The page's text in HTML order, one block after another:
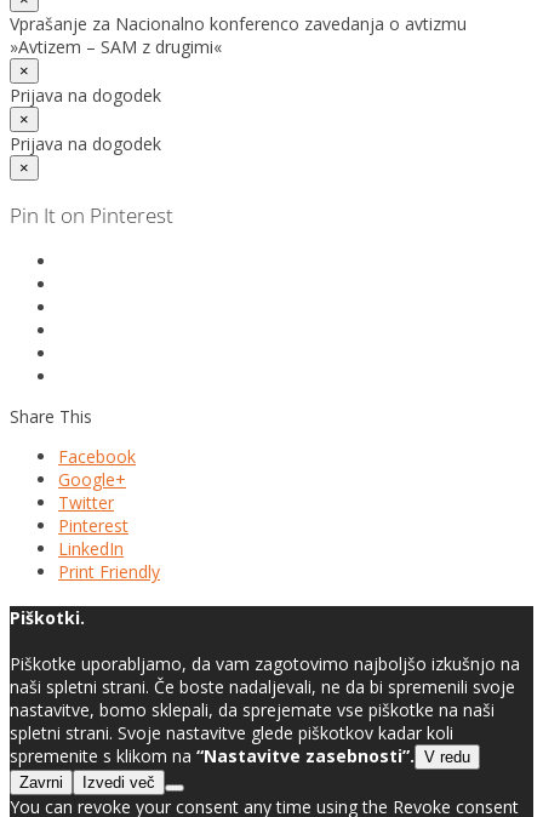
Vprašanje za Nacionalno konferenco zavedanja o avtizmu
»Avtizem – SAM z drugimi«
×
Prijava na dogodek
×
Prijava na dogodek
×
Pin It on Pinterest
Share This
Facebook
Google+
Twitter
Pinterest
LinkedIn
Print Friendly
Piškotki.
Piškotke uporabljamo, da vam zagotovimo najboljšo izkušnjo na
naši spletni strani. Če boste nadaljevali, ne da bi spremenili svoje
nastavitve, bomo sklepali, da sprejemate vse piškotke na naši
spletni strani. Svoje nastavitve glede piškotkov kadar koli
spremenite s klikom na “Nastavitve zasebnosti”. V redu
Zavrni
Izvedi več
You can revoke your consent any time using the Revoke consent